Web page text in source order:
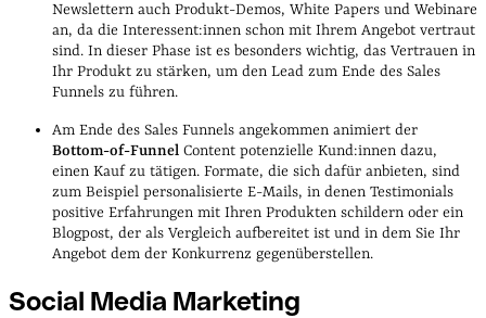
Newslettern auch Produkt-Demos, White Papers und Webinare
an, da die Interessent:innen schon mit Ihrem Angebot vertraut
sind. In dieser Phase ist es besonders wichtig, das Vertrauen in
Ihr Produkt zu stärken, um den Lead zum Ende des Sales
Funnels zu führen.
Am Ende des Sales Funnels angekommen animiert der
Bottom-of-Funnel Content potenzielle Kund:innen dazu,
einen Kauf zu tätigen. Formate, die sich dafür anbieten, sind
zum Beispiel personalisierte E-Mails, in denen Testimonials
positive Erfahrungen mit Ihren Produkten schildern oder ein
Blogpost, der als Vergleich aufbereitet ist und in dem Sie Ihr
Angebot dem der Konkurrenz gegenüberstellen.
Social Media Marketing